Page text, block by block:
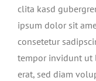
clita kasd
ipsum dolor sit
consetetur
tempor invidunt ut
erat, sed diam